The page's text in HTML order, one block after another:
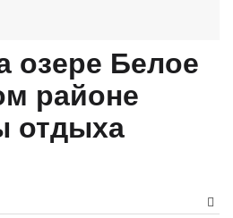
озере Белое
районе
отдыха